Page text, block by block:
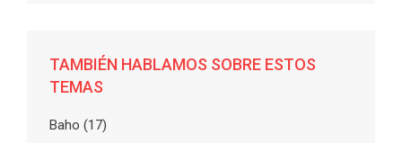
TAMBIÉN HABLAMOS SOBRE ESTOS
TEMAS
Baho (17)